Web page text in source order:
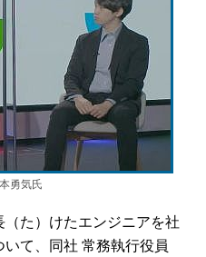
勇気氏
た）けたエンジニアを社
て、同社 常務執行役員